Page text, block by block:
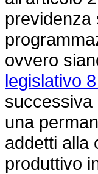
previdenza
ovvero
legislativo
successiva
una
addetti alla
produttivo